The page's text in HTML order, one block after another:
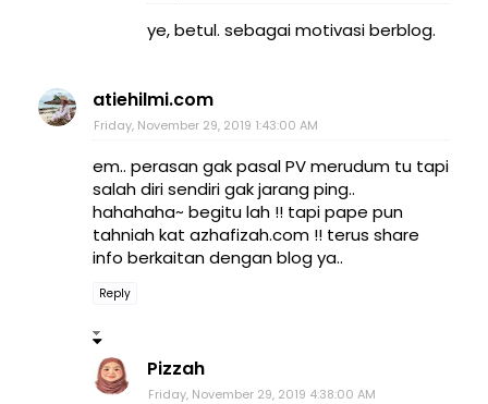
ye, betul. sebagai motivasi berblog.
atiehilmi.com
Friday, November 29, 2019 1:43:00 AM
em.. perasan gak pasal PV merudum tu tapi
salah diri sendiri gak jarang ping..
hahahaha~ begitu lah !! tapi pape pun
tahniah kat azhafizah.com !! terus share
info berkaitan dengan blog ya..
Reply
Pizzah
Friday, November 29, 2019 4:38:00 AM